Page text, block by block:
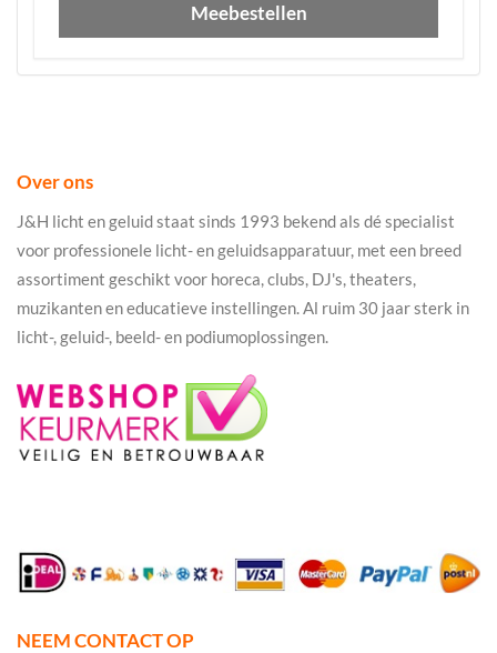
Meebestellen
Over ons
J&H licht en geluid staat sinds 1993 bekend als dé specialist
voor professionele licht- en geluidsapparatuur, met een breed
assortiment geschikt voor horeca, clubs, DJ's, theaters,
muzikanten en educatieve instellingen. Al ruim 30 jaar sterk in
licht-, geluid-, beeld- en podiumoplossingen.
NEEM CONTACT OP